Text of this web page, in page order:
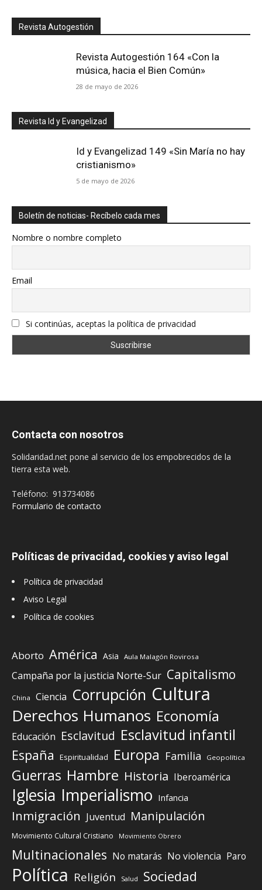
Revista Autogestión
Revista Autogestión 164 «Con la
música, hacia el Bien Común»
28 de mayo de 2026
Revista Id y Evangelizad
Id y Evangelizad 149 «Sin María no hay
cristianismo»
5 de mayo de 2026
Boletín de noticias- Recíbelo cada mes
Nombre o nombre completo
Email
Si continúas, aceptas la política de privacidad
Contacta con nosotros
Solidaridad.net pone al servicio de los empobrecidos de la
tierra esta web.
Teléfono: 913734086
Formulario de contacto
Políticas de privacidad, cookies y aviso legal
Política de privacidad
Aviso Legal
Política de cookies
Aborto América Asia Aula Malagón Rovirosa
Campaña por la justicia Norte-Sur Capitalismo
China Ciencia Corrupción Cultura
Derechos Humanos Economía
Educación Esclavitud Esclavitud infantil
España Espiritualidad Europa Familia Geopolítica
Guerras Hambre Historia Iberoamérica
Iglesia Imperialismo Infancia
Inmigración Juventud Manipulación
Movimiento Cultural Cristiano Movimiento Obrero
Multinacionales No matarás No violencia Paro
Política Religión Salud Sociedad